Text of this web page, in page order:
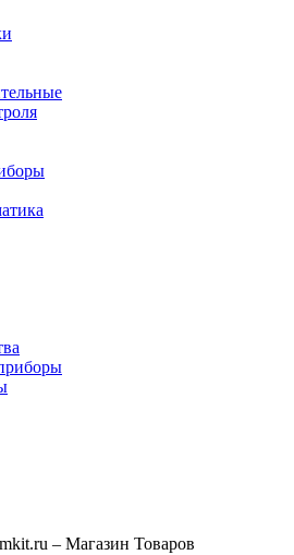
– Магазин Товаров